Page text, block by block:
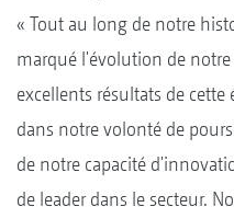
« Tout au long de notre
marqué l'évolution de
excellents résultats de
dans notre volonté de
de notre capacité
de leader dans le secteur.